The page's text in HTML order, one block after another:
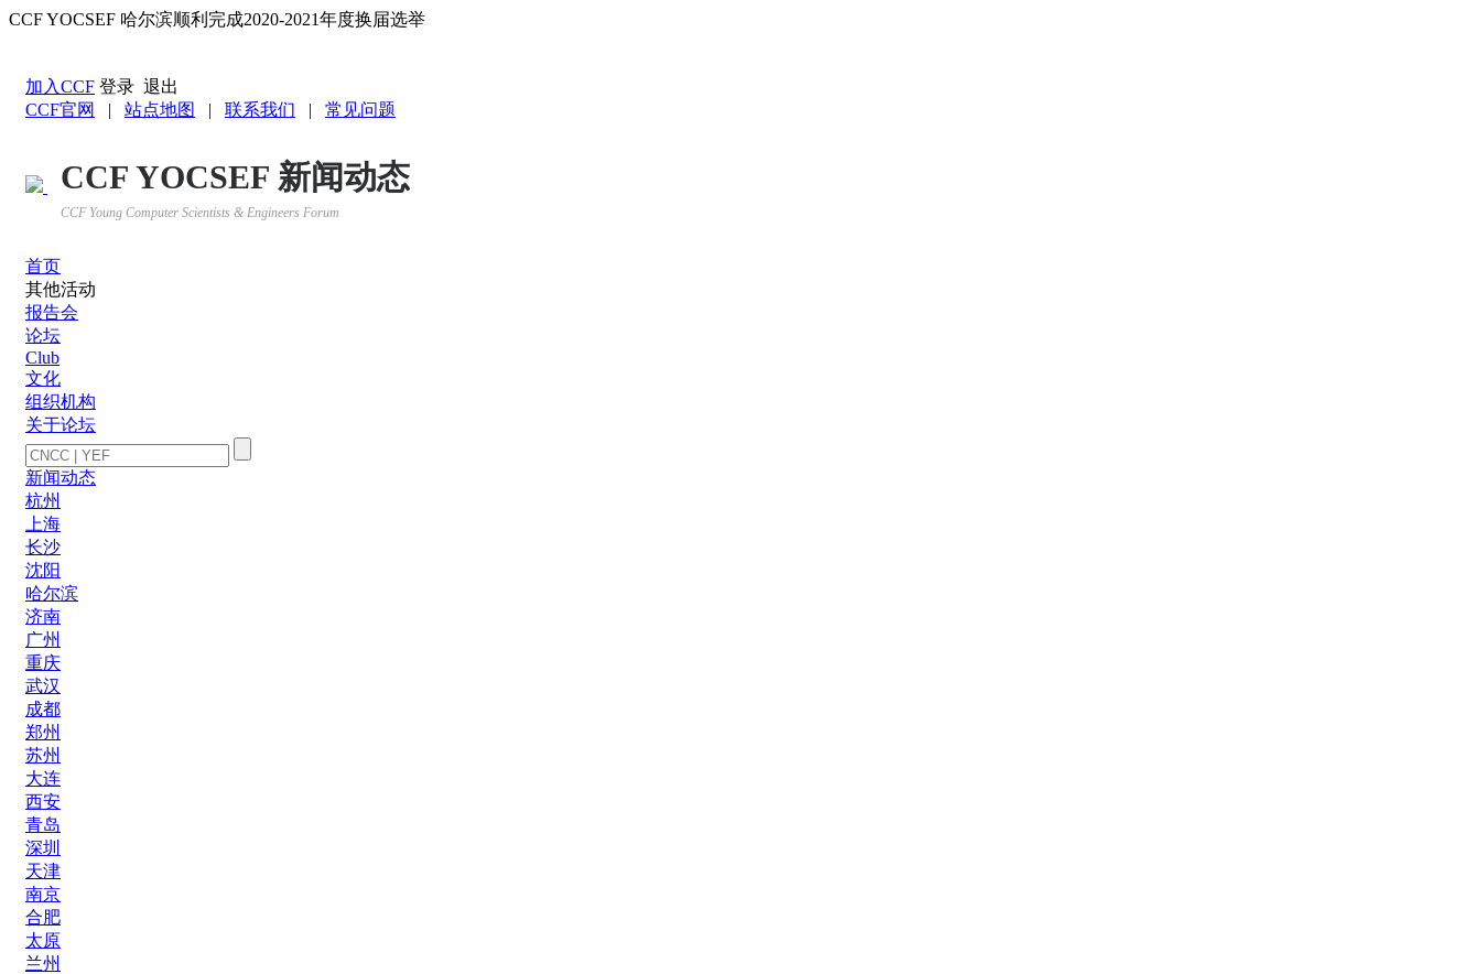
CCF YOCSEF 哈尔滨顺利完成2020-2021年度换届选举
加入CCF 登录 退出
CCF官网
| 站点地图 | 联系我们 | 常见问题
CCF YOCSEF 新闻动态
CCF Young Computer Scientists & Engineers Forum
首页
其他活动
报告会
论坛
Club
文化
组织机构
关于论坛
新闻动态
杭州
上海
长沙
沈阳
哈尔滨
济南
广州
重庆
武汉
成都
郑州
苏州
大连
西安
青岛
深圳
天津
南京
合肥
太原
兰州